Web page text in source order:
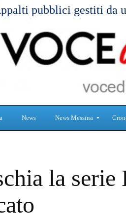
pubblici gestiti da
News News Messina
a
i
la serie